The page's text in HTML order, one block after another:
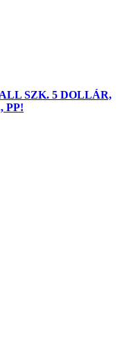
SZK. 5 DOLLÁR,
PP!